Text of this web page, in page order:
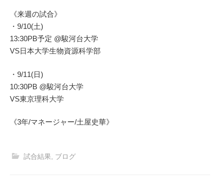
《来週の試合》
・9/10(土)
13:30PB予定 @駿河台大学
VS日本大学生物資源科学部
・9/11(日)
10:30PB @駿河台大学
VS東京理科大学
《3年/マネージャー/土屋史華》
試合結果 ブログ